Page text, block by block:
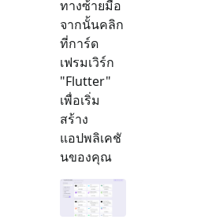
ทางซ้ายมือ
จากนั้นคลิก
ที่การ์ด
เฟรมเวิร์ก
"Flutter"
เพื่อเริ่ม
สร้าง
แอปพลิเคชั
นของคุณ